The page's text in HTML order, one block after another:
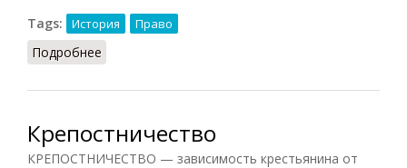
Tags:
История Право
Подробнее
Крепостничество
КРЕПОСТНИЧЕСТВО — зависимость крестьянина от